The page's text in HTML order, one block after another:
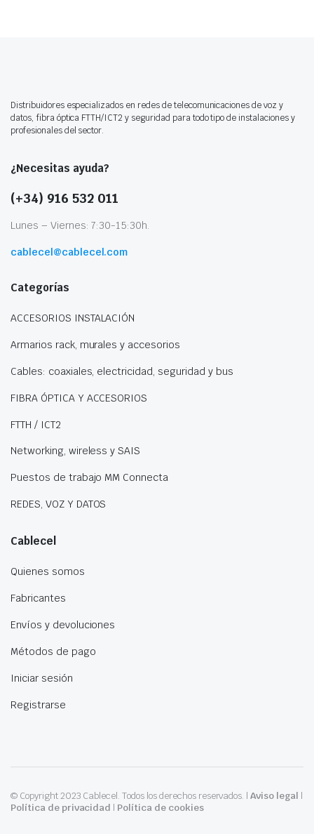
Distribuidores especializados en redes de telecomunicaciones de voz y
datos, fibra óptica FTTH/ICT2 y seguridad para todo tipo de instalaciones y
profesionales del sector.
¿Necesitas ayuda?
(+34) 916 532 011
Lunes – Viernes: 7:30-15:30h.
cablecel@cablecel.com
Categorías
ACCESORIOS INSTALACIÓN
Armarios rack, murales y accesorios
Cables: coaxiales, electricidad, seguridad y bus
FIBRA ÓPTICA Y ACCESORIOS
FTTH / ICT2
Networking, wireless y SAIS
Puestos de trabajo MM Connecta
REDES, VOZ Y DATOS
Cablecel
Quienes somos
Fabricantes
Envíos y devoluciones
Métodos de pago
Iniciar sesión
Registrarse
© Copyright 2023 Cablecel. Todos los derechos reservados. |Aviso legal |
Política de privacidad | Política de cookies